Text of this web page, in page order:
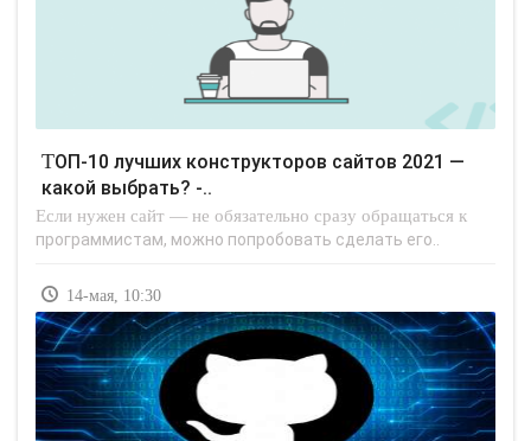
ТОП-10 лучших конструкторов сайтов 2021 —
какой выбрать? -..
Если нужен сайт — не обязательно сразу обращаться к
программистам, можно попробовать сделать его..
14-мая, 10:30